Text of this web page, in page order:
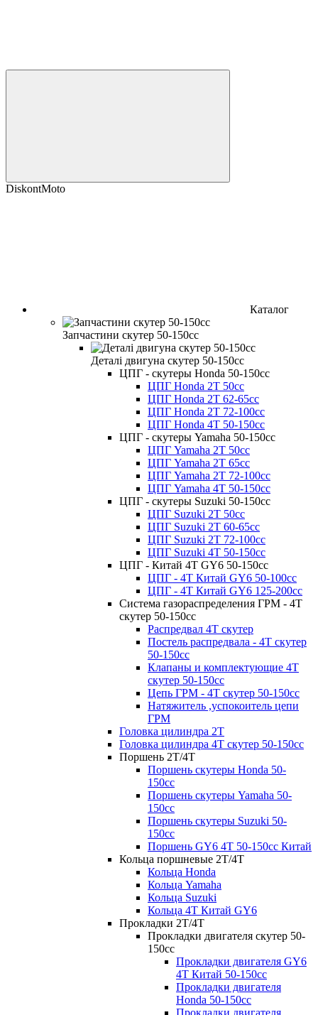
DiskontMoto
Каталог
Запчастини скутер 50-150cc
Деталі двигуна скутер 50-150cc
ЦПГ - скутеры Honda 50-150cc
ЦПГ Honda 2Т 50cc
ЦПГ Honda 2Т 62-65cc
ЦПГ Honda 2Т 72-100cc
ЦПГ Honda 4Т 50-150cc
ЦПГ - скутеры Yamaha 50-150cc
ЦПГ Yamaha 2Т 50cc
ЦПГ Yamaha 2Т 65cc
ЦПГ Yamaha 2Т 72-100cc
ЦПГ Yamaha 4Т 50-150cc
ЦПГ - скутеры Suzuki 50-150cc
ЦПГ Suzuki 2Т 50cc
ЦПГ Suzuki 2Т 60-65cc
ЦПГ Suzuki 2Т 72-100cc
ЦПГ Suzuki 4Т 50-150cc
ЦПГ - Китай 4Т GY6 50-150cc
ЦПГ - 4Т Китай GY6 50-100cc
ЦПГ - 4T Китай GY6 125-200cc
Система газораспределения ГРМ - 4T
скутер 50-150cc
Распредвал 4Т скутер
Постель распредвала - 4T скутер
50-150cc
Клапаны и комплектующие 4T
скутер 50-150сс
Цепь ГРМ - 4T скутер 50-150cc
Натяжитель ,успокоитель цепи
ГРМ
Головка цилиндра 2Т
Головка цилиндра 4Т скутер 50-150cc
Поршень 2Т/4Т
Поршень скутеры Honda 50-
150cc
Поршень скутеры Yamaha 50-
150cc
Поршень скутеры Suzuki 50-
150cc
Поршень GY6 4T 50-150cc Китай
Кольца поршневые 2T/4T
Кольца Honda
Кольца Yamaha
Кольца Suzuki
Кольца 4T Китай GY6
Прокладки 2Т/4Т
Прокладки двигателя скутер 50-
150cc
Прокладки двигателя GY6
4T Китай 50-150сс
Прокладки двигателя
Honda 50-150cc
Прокладки двигателя